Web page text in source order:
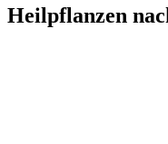
Heilpflanzen